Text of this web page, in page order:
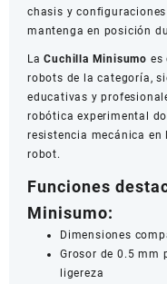
chasis y
mantenga en posición
LaCuchilla Minisumo es
robots de la categoría,
educativas y
robótica experimental
resistencia mecánica
robot.
Funciones
Minisumo:
Dimensiones
Grosor de 0.5 mm
ligereza